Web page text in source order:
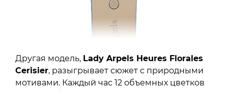
Другая модель, Lady Arpels Heures Florales
Cerisier, разыгрывает сюжет с природными
мотивами. Каждый час 12 объемных цветков